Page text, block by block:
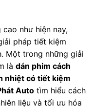
như hiện nay,
pháp tiết kiệm
Một trong những giải
là dán phim cách
nhiệt có tiết kiệm
Auto tìm hiểu cách
liệu và tối ưu hóa